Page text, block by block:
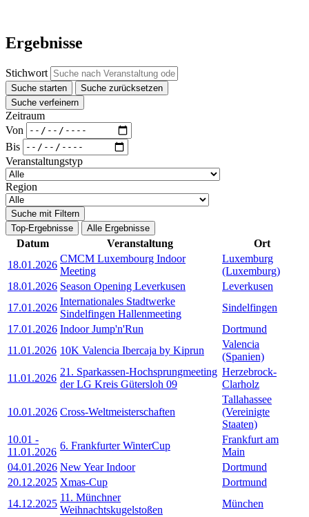
Ergebnisse
Stichwort
Suche starten
Suche zurücksetzen
Suche verfeinern
Zeitraum
Von
Bis
Veranstaltungstyp
Region
Suche mit Filtern
Top-Ergebnisse
Alle Ergebnisse
Datum Veranstaltung
Ort
18.01.2026
CMCM Luxembourg Indoor
Meeting
Luxemburg
(Luxemburg)
18.01.2026 Season Opening Leverkusen
Leverkusen
17.01.2026
Internationales Stadtwerke
Sindelfingen Hallenmeeting
Sindelfingen
17.01.2026 Indoor Jump'n'Run
Dortmund
11.01.2026 10K Valencia Ibercaja by Kiprun
Valencia
(Spanien)
11.01.2026
21. Sparkassen-Hochsprungmeeting
der LG Kreis Gütersloh 09
Herzebrock-
Clarholz
10.01.2026 Cross-Weltmeisterschaften
Tallahassee
(Vereinigte
Staaten)
10.01 -
11.01.2026
6. Frankfurter WinterCup
Frankfurt am
Main
04.01.2026 New Year Indoor
Dortmund
20.12.2025 Xmas-Cup
Dortmund
14.12.2025
11. Münchner
Weihnachtskugelstoßen
München